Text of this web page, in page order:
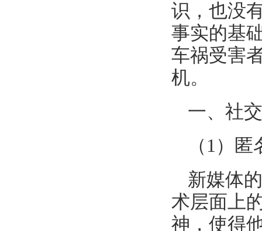
识，也没
事实的基
车祸受害
机。
一、社
（1）
新媒体
术层面上
神，使得